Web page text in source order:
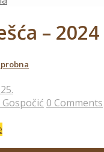
– 2024
0 Comments